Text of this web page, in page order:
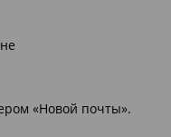
«Новой почты».